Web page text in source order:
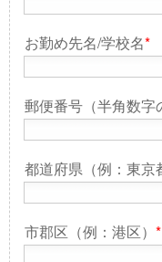
お勤め先名/学校名*
郵便番号（半角数字
都道府県（例：東京
市郡区（例：港区） *